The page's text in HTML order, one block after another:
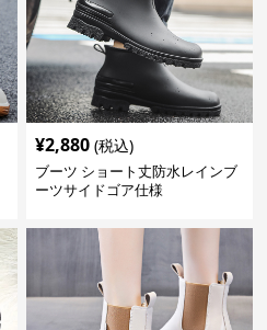
¥2,880 (税込)
ブーツ ショート丈防水レインブ
ーツサイドゴア仕様